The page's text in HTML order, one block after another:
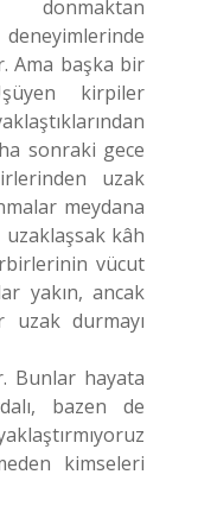
Ama başka bir
kirpiler
sonraki gece
uzak
meydana
kâh
vücut
yakın, ancak
uzak durmayı
Bunlar hayata
bazen de
kimseleri